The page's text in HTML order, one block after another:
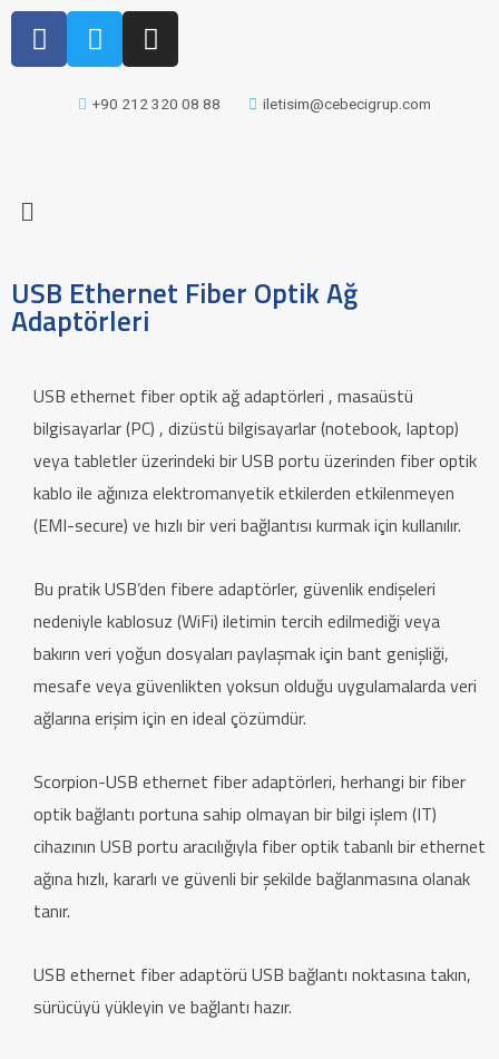
+90 212 320 08 88 iletisim@cebecigrup.com
USB Ethernet Fiber Optik Ağ
Adaptörleri
USB ethernet fiber optik ağ adaptörleri , masaüstü
bilgisayarlar (PC) , dizüstü bilgisayarlar (notebook, laptop)
veya tabletler üzerindeki bir USB portu üzerinden fiber optik
kablo ile ağınıza elektromanyetik etkilerden etkilenmeyen
(EMI-secure) ve hızlı bir veri bağlantısı kurmak için kullanılır.
Bu pratik USB’den fibere adaptörler, güvenlik endişeleri
nedeniyle kablosuz (WiFi) iletimin tercih edilmediği veya
bakırın veri yoğun dosyaları paylaşmak için bant genişliği,
mesafe veya güvenlikten yoksun olduğu uygulamalarda veri
ağlarına erişim için en ideal çözümdür.
Scorpion-USB ethernet fiber adaptörleri, herhangi bir fiber
optik bağlantı portuna sahip olmayan bir bilgi işlem (IT)
cihazının USB portu aracılığıyla fiber optik tabanlı bir ethernet
ağına hızlı, kararlı ve güvenli bir şekilde bağlanmasına olanak
tanır.
USB ethernet fiber adaptörü USB bağlantı noktasına takın,
sürücüyü yükleyin ve bağlantı hazır.